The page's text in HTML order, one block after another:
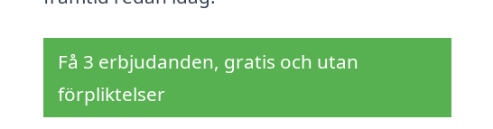
Få 3 erbjudanden, gratis och utan
förpliktelser